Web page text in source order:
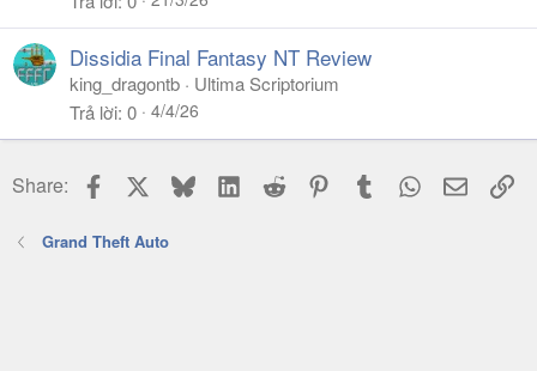
Dissidia Final Fantasy NT Review
king_dragontb
Ultima Scriptorium
Trả lời 0 4/4/26
Share: Facebook BlueskyLinkedIn
Reddit PinterestTumblr WhatsApp
Email
Grand Theft Auto